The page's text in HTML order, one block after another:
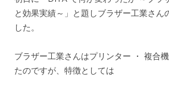
と効果実績～」と題しブラザー工業さん
した。
ブラザー工業さんはプリンター ・ 複合
たのですが、特徴としては